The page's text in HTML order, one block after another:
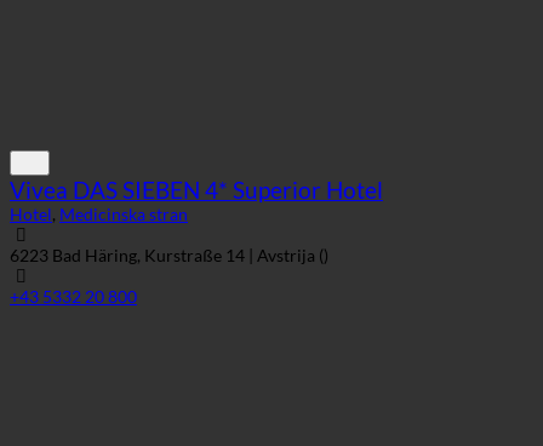
Vivea DAS SIEBEN 4* Superior Hotel
Hotel, Medicinska stran
6223 Bad Häring, Kurstraße 14 | Avstrija ()
+43 5332 20 800